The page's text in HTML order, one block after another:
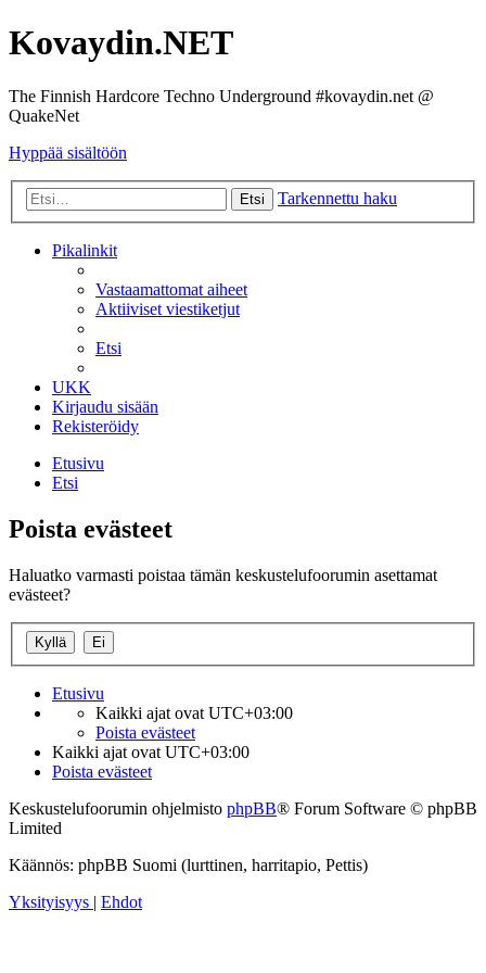
Kovaydin.NET
The Finnish Hardcore Techno Underground #kovaydin.net @
QuakeNet
Hyppää sisältöön
Etsi Tarkennettu haku
Pikalinkit
Vastaamattomat aiheet
Aktiiviset viestiketjut
Etsi
UKK
Kirjaudu sisään
Rekisteröidy
Etusivu
Etsi
Poista evästeet
Haluatko varmasti poistaa tämän keskustelufoorumin asettamat
evästeet?
Etusivu
Kaikki ajat ovat UTC+03:00
Poista evästeet
Kaikki ajat ovat UTC+03:00
Poista evästeet
Keskustelufoorumin ohjelmisto phpBB® Forum Software © phpBB
Limited
Käännös: phpBB Suomi (lurttinen, harritapio, Pettis)
Yksityisyys | Ehdot